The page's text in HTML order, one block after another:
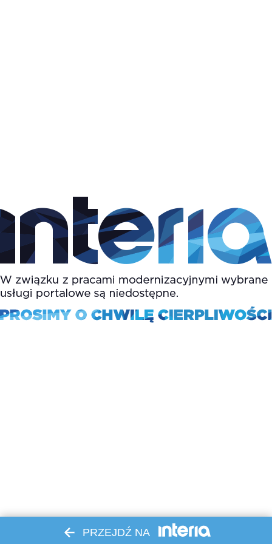
PRZEJDŹ NA